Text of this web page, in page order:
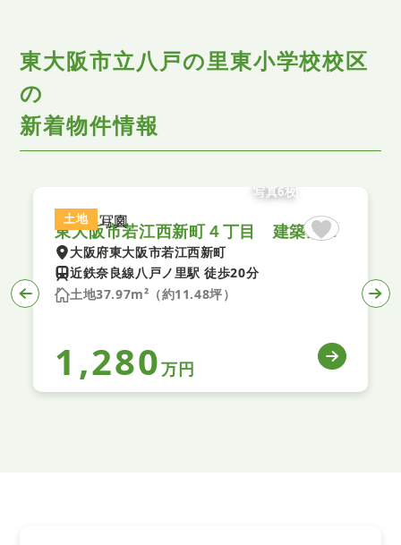
東大阪市立八戸の里東小学校校区
の
新着物件情報
土地
写真6枚
東大阪市若江西新町４丁目 建築条件無し土地
大阪府東大阪市若江西新町
近鉄奈良線八戸ノ里駅 徒歩20分
土地37.97m²（約11.48坪）
1,280万円